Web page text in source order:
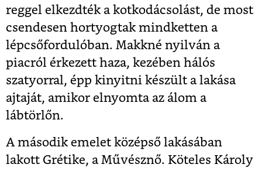
reggel elkezdték a kotkodácsolást, de most
csendesen hortyogtak mindketten a
lépcsőfordulóban. Makkné nyilván a
piacról érkezett haza, kezében hálós
szatyorral, épp kinyitni készült a lakása
ajtaját, amikor elnyomta az álom a
lábtörlőn.
A második emelet középső lakásában
lakott Grétike, a Művésznő. Köteles Károly